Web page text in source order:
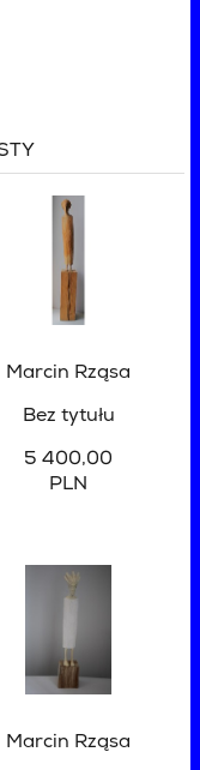
Marcin Rząsa
Bez tytułu
5 400,00
PLN
Marcin Rząsa